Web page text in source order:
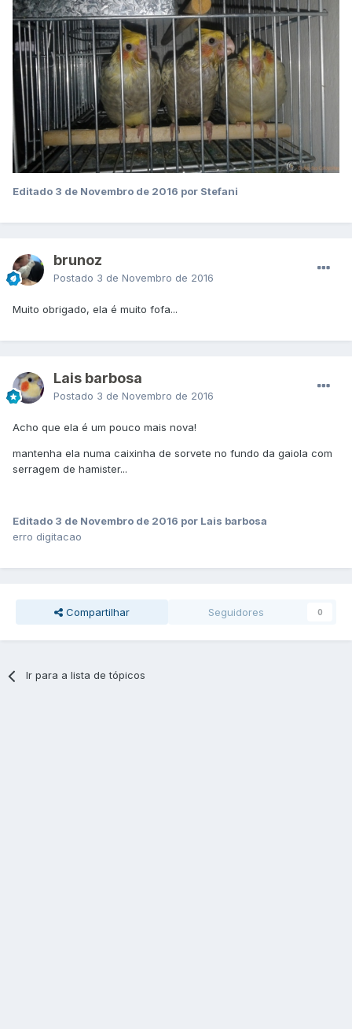
Editado 3 de Novembro de 2016 por Stefani
brunoz
Postado 3 de Novembro de 2016
Muito obrigado, ela é muito fofa...
Lais barbosa
Postado 3 de Novembro de 2016
Acho que ela é um pouco mais nova!
mantenha ela numa caixinha de sorvete no fundo da gaiola com
serragem de hamister...
Editado 3 de Novembro de 2016 por Lais barbosa
erro digitacao
Compartilhar Seguidores 0
Ir para a lista de tópicos